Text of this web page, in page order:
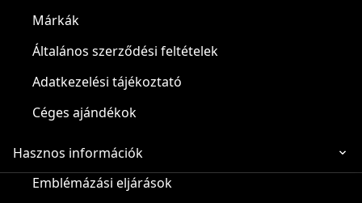
Márkák
Általános szerződési feltételek
Adatkezelési tájékoztató
Céges ajándékok
Hasznos információk
Emblémázási eljárások